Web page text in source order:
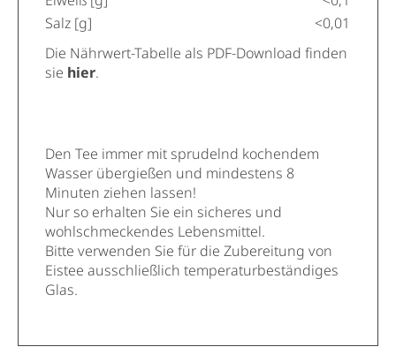
Salz [g]
<0,01
Die Nährwert-Tabelle als PDF-Download finden
sie hier.
Den Tee immer mit sprudelnd kochendem
Wasser übergießen und mindestens 8
Minuten ziehen lassen!
Nur so erhalten Sie ein sicheres und
wohlschmeckendes Lebensmittel.
Bitte verwenden Sie für die Zubereitung von
Eistee ausschließlich temperaturbeständiges
Glas.